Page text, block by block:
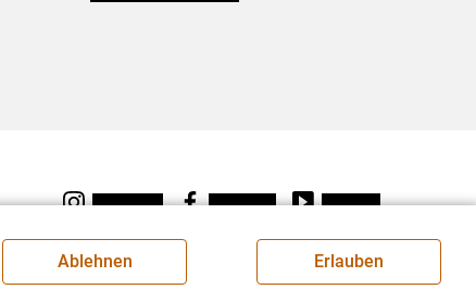
Instagram Facebook Youtube
Ablehnen Erlauben